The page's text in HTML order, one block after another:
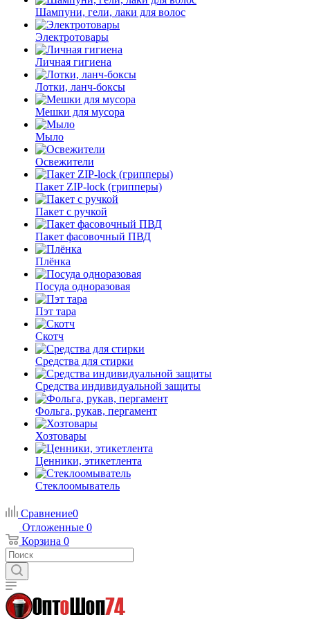
Шампуни, гели, лаки для волос
Электротовары
Личная гигиена
Лотки, ланч-боксы
Мешки для мусора
Мыло
Освежители
Пакет ZIP-lock (грипперы)
Пакет с ручкой
Пакет фасовочный ПВД
Плёнка
Посуда одноразовая
Пэт тара
Скотч
Средства для стирки
Средства индивидуальной защиты
Фольга, рукав, пергамент
Хозтовары
Ценники, этикетлента
Стеклоомыватель
Сравнение0
Отложенные 0
Корзина 0